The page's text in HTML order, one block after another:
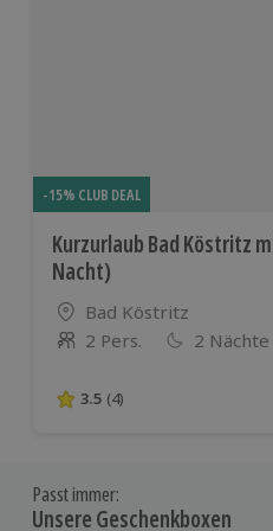
-15% CLUB DEAL
Kurzurlaub Bad Köstritz
Nacht)
Standort
Bad Köstritz
Anzahl der Teilnehmer
2 Pers. 2 Nächte
3.5 von 5 Sternen
3.5 (4)
Passt immer:
Unsere Geschenkboxen